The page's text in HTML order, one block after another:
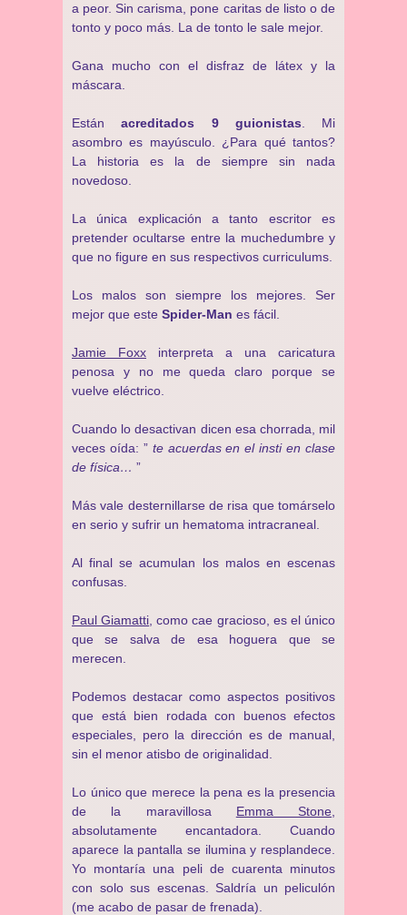
a peor. Sin carisma, pone caritas de listo o de
tonto y poco más. La de tonto le sale mejor.
Gana mucho con el disfraz de látex y la
máscara.
Estánacreditados 9 guionistas . Mi
asombro es mayúsculo. ¿Para qué tantos?
La historia es la de siempre sin nada
novedoso.
La única explicación a tanto escritor es
pretender ocultarse entre la muchedumbre y
que no figure en sus respectivos curriculums.
Los malos son siempre los mejores. Ser
mejor que este Spider-Man es fácil.
Jamie Foxx interpreta a una caricatura
penosa y no me queda claro porque se
vuelve eléctrico.
Cuando lo desactivan dicen esa chorrada, mil
veces oída: ” te acuerdas en el insti en clase
de física… ”
Más vale desternillarse de risa que tomárselo
en serio y sufrir un hematoma intracraneal.
Al final se acumulan los malos en escenas
confusas.
Paul Giamatti , como cae gracioso, es el único
que se salva de esa hoguera que se
merecen.
Podemos destacar como aspectos positivos
que está bien rodada con buenos efectos
especiales, pero la dirección es de manual,
sin el menor atisbo de originalidad.
Lo único que merece la pena es la presencia
de la maravillosa Emma Stone
absolutamente encantadora. Cuando
aparece la pantalla se ilumina y resplandece.
Yo montaría una peli de cuarenta minutos
con solo sus escenas. Saldría un peliculón
(me acabo de pasar de frenada).